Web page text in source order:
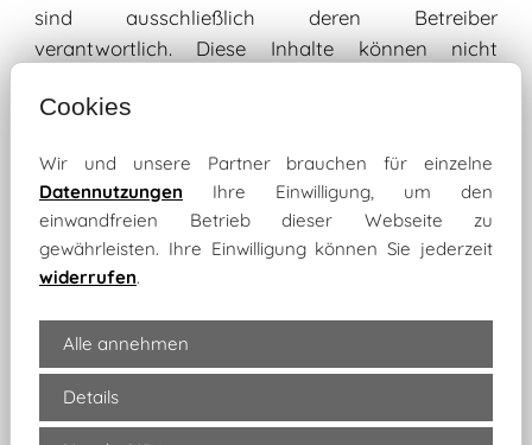
sind ausschließlich deren Betreiber
verantwortlich. Diese Inhalte können nicht
daher für die Inhalte von Internetseiten fremder
Anklicken externer Links verlassen Sie das
Angebot und den Verantwortungsbereich unserer
Website. Alle auf dieser Internetseite genannten
Personen widersprechen hiermit jeder
kommerziellen Verwertung und Weitergabe ihrer
Daten.
Hinweis gemäß § 36 und 37 VSBG
(Verbraucherstreitbeilegungsgesetz)
Cookies
Wir und unsere Partner brauchen für einzelne
Datennutzungen Ihre Einwilligung, um den
einwandfreien Betrieb dieser Webseite zu
gewährleisten. Ihre Einwilligung können Sie jederzeit
widerrufen.
Alle annehmen
Details